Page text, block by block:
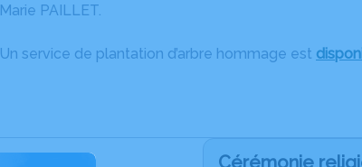
Marie PAILLET.
Un service de plantation d’arbre hommage est
Cérémonie